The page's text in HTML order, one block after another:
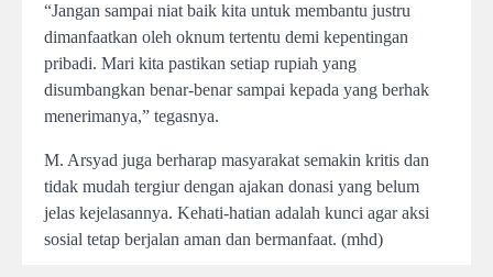
“Jangan sampai niat baik kita untuk membantu justru
dimanfaatkan oleh oknum tertentu demi kepentingan
pribadi. Mari kita pastikan setiap rupiah yang
disumbangkan benar-benar sampai kepada yang berhak
menerimanya,” tegasnya.
M. Arsyad juga berharap masyarakat semakin kritis dan
tidak mudah tergiur dengan ajakan donasi yang belum
jelas kejelasannya. Kehati-hatian adalah kunci agar aksi
sosial tetap berjalan aman dan bermanfaat. (mhd)